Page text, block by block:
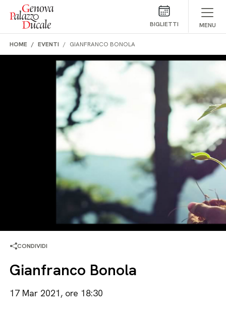
Salta al contenuto
BIGLIETTI MENU
HOME EVENTI GIANFRANCO BONOLA
CONDIVIDI
Gianfranco Bonola
17 Mar 2021, ore 18:30